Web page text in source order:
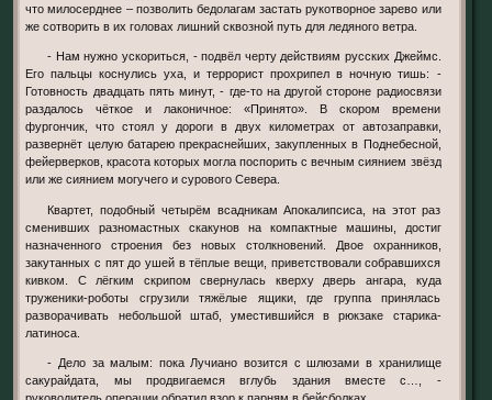
что милосерднее – позволить бедолагам застать рукотворное зарево или
же сотворить в их головах лишний сквозной путь для ледяного ветра.
- Нам нужно ускориться, - подвёл черту действиям русских Джеймс.
Его пальцы коснулись уха, и террорист прохрипел в ночную тишь: -
Готовность двадцать пять минут, - где-то на другой стороне радиосвязи
раздалось чёткое и лаконичное: «Принято». В скором времени
фургончик, что стоял у дороги в двух километрах от автозаправки,
развернёт целую батарею прекраснейших, закупленных в Поднебесной,
фейерверков, красота которых могла поспорить с вечным сиянием звёзд
или же сиянием могучего и сурового Севера.
Квартет, подобный четырём всадникам Апокалипсиса, на этот раз
сменивших разномастных скакунов на компактные машины, достиг
назначенного строения без новых столкновений. Двое охранников,
закутанных с пят до ушей в тёплые вещи, приветствовали собравшихся
кивком. С лёгким скрипом свернулась кверху дверь ангара, куда
труженики-роботы сгрузили тяжёлые ящики, где группа принялась
разворачивать небольшой штаб, уместившийся в рюкзаке старика-
латиноса.
- Дело за малым: пока Лучиано возится с шлюзами в хранилище
сакурайдата, мы продвигаемся вглубь здания вместе с…, -